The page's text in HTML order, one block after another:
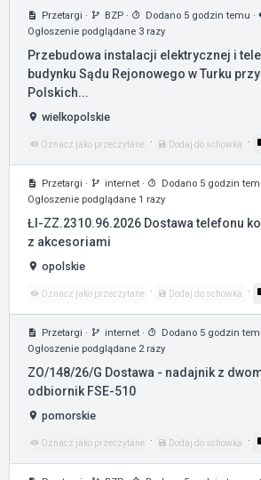
Przetargi · BZP · Dodano 5 godzin temu ·
Ogłoszenie podglądane 3 razy
Przebudowa instalacji elektrycznej i
budynku Sądu Rejonowego w Turku
Polskich...
wielkopolskie
Oznacz jako przeczytane · Dodaj do schowka ·
Przetargi · internet · Dodano 5 godzin
Ogłoszenie podglądane 1 razy
ŁI-ZZ.2310.96.2026 Dostawa telefonu
z akcesoriami
opolskie
Oznacz jako przeczytane · Dodaj do schowka ·
Przetargi · internet · Dodano 5 godzin
Ogłoszenie podglądane 2 razy
ZO/148/26/G Dostawa - nadajnik z
odbiornik FSE-510
pomorskie
Oznacz jako przeczytane · Dodaj do schowka ·